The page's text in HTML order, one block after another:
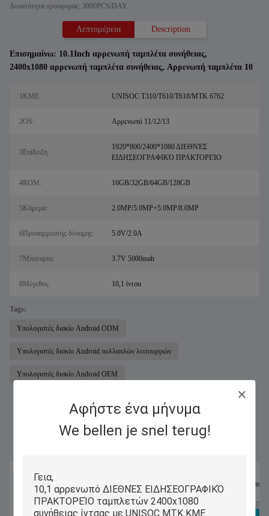
Αφήστε ένα μήνυμα
We bellen je snel terug!
Δυνατότητα προσφοράς: 3000PCS/DAY
Λεπτομέρεια Description
Επισημαίνω: 10.1Inch αρρενωπή ταμπλέτα συνήθειας,
2400x1080 αρρενωπή ταμπλέτα συνήθειας, Αρρενωπή ταμπλέτα 10
1ΚΜΕ: UNISOC T310/T610/T618/MTK 6762
2OS: Αρρενωπό 11/12/13
3Επίδειξη:
1920*800/2400*1080 ΔΙΕΘΝΈΣ
ΕΙΔΗΣΕΟΓΡΑΦΙΚΌ ΠΡΑΚΤΟΡΕΊΟ
4ROM: 16GB/32GB/64GB/128GB
5Κάμερα: 2.0MP/5.0MP+5.0MP/8.0MP
6Προσαρμοστής δύναμης: 5.0V/2.0A
7Μπαταρία: 3.7V 5000mah
8Μέγεθος: 10,1 ίντσα
Tags:
Υπολογιστές δισκίο Android ODM
Υπολογιστές δισκίο Android πολλαπλών λειτουργιών
Υπολογιστές δισκίο Android OEM
Similar Products